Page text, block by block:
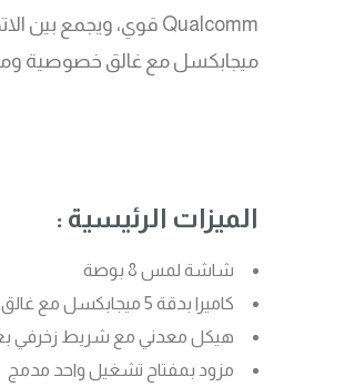
ميجابكسل مع غالق خصوصية
الميزات الرئيسية :
شاشة لمس 8 بوصة
كاميرا بدقة 5 ميجابكسل مع غالق خصوصية
هيكل معدني مع شريط زخرفي
مزود بمفتاح تشغيل واحد مدمج